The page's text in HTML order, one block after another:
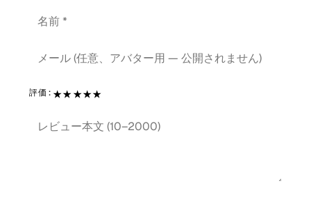
評価: ★★★★★